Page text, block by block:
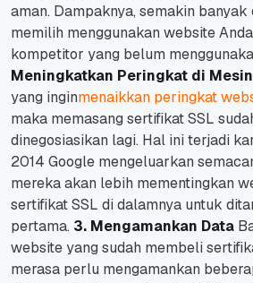
aman. Dampaknya, semakin
memilih menggunakan website
kompetitor yang belum
Meningkatkan Peringkat di
yang inginmenaikkan peringkat
maka memasang sertifikat SSL
dinegosiasikan lagi. Hal ini terjadi
2014 Google mengeluarkan
mereka akan lebih mementingkan
sertifikat SSL di dalamnya untuk
pertama. 3. Mengamankan Data
website yang sudah membeli
merasa perlu mengamankan